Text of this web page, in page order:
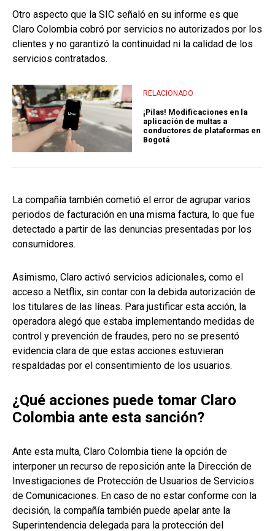
Otro aspecto que la SIC señaló en su informe es que
Claro Colombia cobró por servicios no autorizados por los
clientes y no garantizó la continuidad ni la calidad de los
servicios contratados.
RELACIONADO
¡Pilas! Modificaciones en la
aplicación de multas a
conductores de plataformas en
Bogotá
La compañía también cometió el error de agrupar varios
periodos de facturación en una misma factura, lo que fue
detectado a partir de las denuncias presentadas por los
consumidores.
Asimismo, Claro activó servicios adicionales, como el
acceso a Netflix, sin contar con la debida autorización de
los titulares de las líneas. Para justificar esta acción, la
operadora alegó que estaba implementando medidas de
control y prevención de fraudes, pero no se presentó
evidencia clara de que estas acciones estuvieran
respaldadas por el consentimiento de los usuarios.
¿Qué acciones puede tomar Claro
Colombia ante esta sanción?
Ante esta multa, Claro Colombia tiene la opción de
interponer un recurso de reposición ante la Dirección de
Investigaciones de Protección de Usuarios de Servicios
de Comunicaciones. En caso de no estar conforme con la
decisión, la compañía también puede apelar ante la
Superintendencia delegada para la protección del